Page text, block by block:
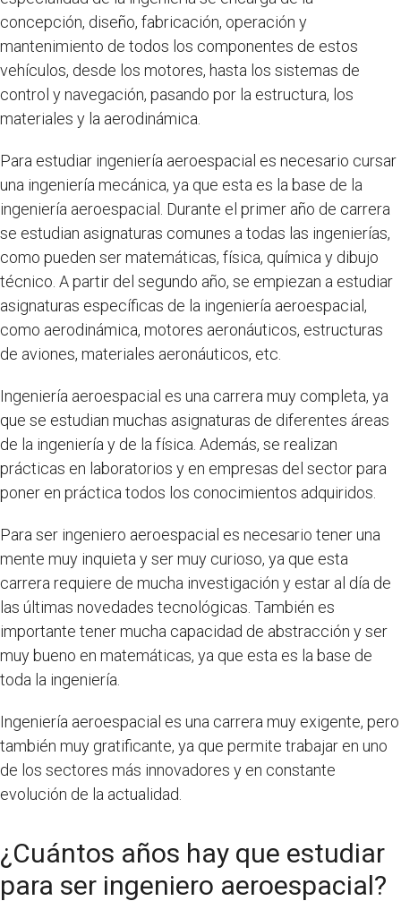
concepción, diseño, fabricación, operación y
mantenimiento de todos los componentes de estos
vehículos, desde los motores, hasta los sistemas de
control y navegación, pasando por la estructura, los
materiales y la aerodinámica.
Para estudiar ingeniería aeroespacial es necesario cursar
una ingeniería mecánica, ya que esta es la base de la
ingeniería aeroespacial. Durante el primer año de carrera
se estudian asignaturas comunes a todas las ingenierías,
como pueden ser matemáticas, física, química y dibujo
técnico. A partir del segundo año, se empiezan a estudiar
asignaturas específicas de la ingeniería aeroespacial,
como aerodinámica, motores aeronáuticos, estructuras
de aviones, materiales aeronáuticos, etc.
Ingeniería aeroespacial es una carrera muy completa, ya
que se estudian muchas asignaturas de diferentes áreas
de la ingeniería y de la física. Además, se realizan
prácticas en laboratorios y en empresas del sector para
poner en práctica todos los conocimientos adquiridos.
Para ser ingeniero aeroespacial es necesario tener una
mente muy inquieta y ser muy curioso, ya que esta
carrera requiere de mucha investigación y estar al día de
las últimas novedades tecnológicas. También es
importante tener mucha capacidad de abstracción y ser
muy bueno en matemáticas, ya que esta es la base de
toda la ingeniería.
Ingeniería aeroespacial es una carrera muy exigente, pero
también muy gratificante, ya que permite trabajar en uno
de los sectores más innovadores y en constante
evolución de la actualidad.
¿Cuántos años hay que estudiar
para ser ingeniero aeroespacial?